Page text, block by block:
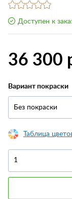
Доступен к
36 300
Вариант покраски
Без покраски
Таблица